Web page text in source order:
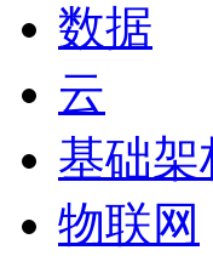
数据
云
基础架
物联网